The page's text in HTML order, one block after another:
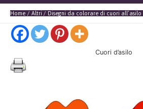
l'header
Home Altri Disegni da colorare di cuori all’asilo
Cuori d’asilo